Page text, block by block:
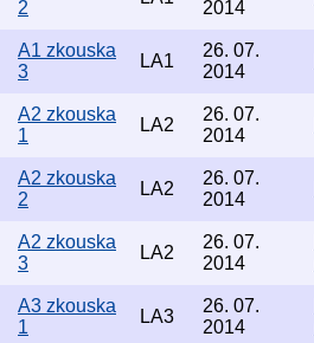
2
2014
A1 zkouska
3
LA1
26. 07.
2014
A2 zkouska
1
LA2
26. 07.
2014
A2 zkouska
2
LA2
26. 07.
2014
A2 zkouska
3
LA2
26. 07.
2014
A3 zkouska
1
LA3
26. 07.
2014